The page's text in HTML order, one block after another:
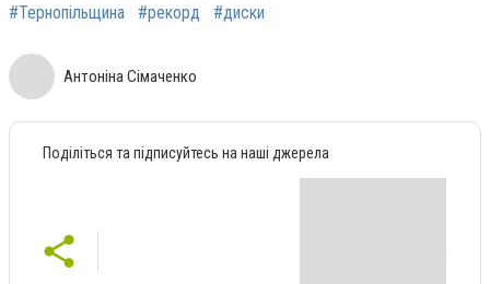
#Тернопільщина #рекорд #диски
Антоніна Сімаченко
Поділіться та підписуйтесь на наші джерела